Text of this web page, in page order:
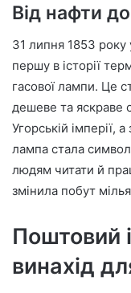
Від нафти
31 липня 1853 року
першу в історії
гасової лампи. Це
дешеве та яскраве
Угорській імперії,
лампа стала
людям читати й
змінила побут
Поштовий
винахід